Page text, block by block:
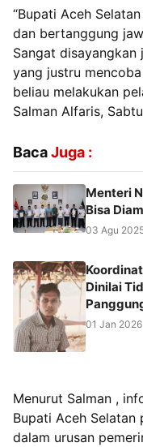
‎“Bupati Aceh
dan bertanggung
Sangat
yang justru
beliau melakukan
Salman Alfaris,
BacaJuga :
Menteri
Bisa
03 Agu
Dinilai
01 Jan 2026
‎Menurut Salman ,
Bupati Aceh
dalam urusan